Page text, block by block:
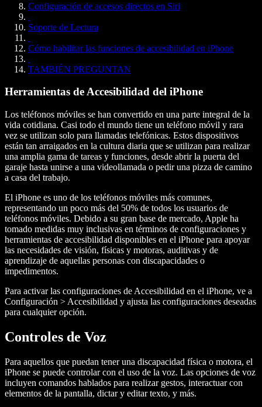
Configuración de accesos directos en Siri
Soporte de Lectura
Cómo habilitar las funciones de accesibilidad en iPhone
TAMBIÉN PREGUNTAN
Herramientas de Accesibilidad del iPhone
Los teléfonos móviles se han convertido en una parte integral de la
vida cotidiana. Casi todo el mundo tiene un teléfono móvil y rara
vez se utilizan solo para llamadas telefónicas. Estos dispositivos
están tan arraigados en la cultura diaria que se utilizan para realizar
una amplia gama de tareas y funciones, desde abrir la puerta del
garaje hasta unirse a una videollamada o pedir una pizza de camino
a casa del trabajo.
El iPhone es uno de los teléfonos móviles más comunes,
representando un poco más del 50% de todos los usuarios de
teléfonos móviles. Debido a su gran base de mercado, Apple ha
tomado medidas muy inclusivas en términos de configuraciones y
herramientas de accesibilidad disponibles en el iPhone para apoyar
las necesidades de visión, físicas y motoras, auditivas y de
aprendizaje de aquellas personas con discapacidades o
impedimentos.
Para activar las configuraciones de Accesibilidad en el iPhone, ve a
Configuración > Accesibilidad y ajusta las configuraciones deseadas
para cualquier opción.
Controles de Voz
Para aquellos que puedan tener una discapacidad física o motora, el
iPhone se puede controlar con el uso de la voz. Las opciones de voz
incluyen comandos hablados para realizar gestos, interactuar con
elementos de la pantalla, dictar y editar texto, y más.